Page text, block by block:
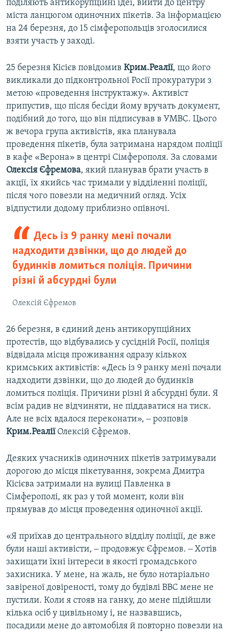
поділяють антикорупційні ідеї, вийти до центру
міста ланцюгом одиночних пікетів. За інформацією
на 24 березня, до 15 сімферопольців зголосилися
взяти участь у заході.
25 березня Кісієв повідомив Крим.Реалії, що його
викликали до підконтрольної Росії прокуратури з
метою «проведення інструктажу». Активіст
припустив, що після бесіди йому вручать документ,
подібний до того, що він підписував в УМВС. Цього
ж вечора група активістів, яка планувала
проведення пікетів, була затримана нарядом поліції
в кафе «Верона» в центрі Сімферополя. За словами
Олексія Єфремова, який планував брати участь в
акції, їх якийсь час тримали у відділенні поліції,
після чого повезли на медичний огляд. Усіх
відпустили додому приблизно опівночі.
Десь із 9 ранку мені почали
надходити дзвінки, що до людей до
будинків ломиться поліція. Причини
різні й абсурдні були
Олексій Єфремов
26 березня, в єдиний день антикорупційних
протестів, що відбувались у сусідній Росії, поліція
відвідала місця проживання одразу кількох
кримських активістів: «Десь із 9 ранку мені почали
надходити дзвінки, що до людей до будинків
ломиться поліція. Причини різні й абсурдні були. Я
всім радив не відчиняти, не піддаватися на тиск.
Але не всіх вдалося переконати», ‒ розповів
Крим.Реалії Олексій Єфремов.
Деяких учасників одиночних пікетів затримували
дорогою до місця пікетування, зокрема Дмитра
Кісієва затримали на вулиці Павленка в
Сімферополі, як раз у той момент, коли він
прямував до місця проведення одиночної акції.
«Я приїхав до центрального відділу поліції, де вже
були наші активісти, ‒ продовжує Єфремов. ‒ Хотів
захищати їхні інтереси в якості громадського
захисника. У мене, на жаль, не було нотаріально
завіреної довіреності, тому до будівлі ВВС мене не
пустили. Коли я стояв на ганку, до мене підійшли
кілька осіб у цивільному і, не назвавшись,
посадили мене до автомобіля й повторно повезли на